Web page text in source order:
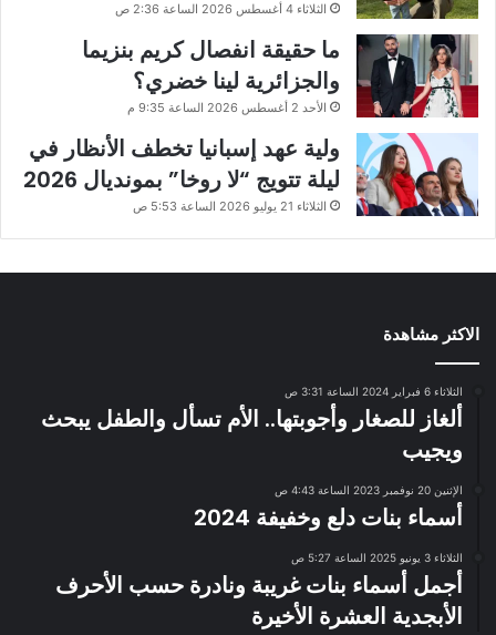
الثلاثاء 4 أغسطس 2026 الساعة 2:36 ص
ما حقيقة انفصال كريم بنزيما
والجزائرية لينا خضري؟
الأحد 2 أغسطس 2026 الساعة 9:35 م
ولية عهد إسبانيا تخطف الأنظار في
ليلة تتويج “لا روخا” بمونديال 2026
الثلاثاء 21 يوليو 2026 الساعة 5:53 ص
الاكثر مشاهدة
الثلاثاء 6 فبراير 2024 الساعة 3:31 ص
ألغاز للصغار وأجوبتها.. الأم تسأل والطفل يبحث
ويجيب
الإثنين 20 نوفمبر 2023 الساعة 4:43 ص
أسماء بنات دلع وخفيفة 2024
الثلاثاء 3 يونيو 2025 الساعة 5:27 ص
أجمل أسماء بنات غريبة ونادرة حسب الأحرف
الأبجدية العشرة الأخيرة